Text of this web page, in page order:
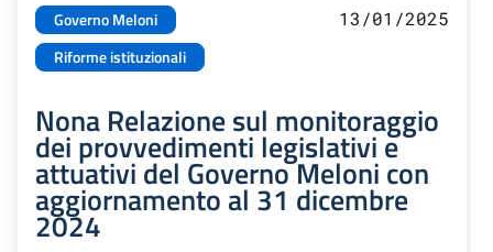
Governo Meloni
Riforme istituzionali
13/01/2025
Nona Relazione sul monitoraggio
dei provvedimenti legislativi e
attuativi del Governo Meloni con
aggiornamento al 31 dicembre
2024